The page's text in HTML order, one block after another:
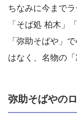
ちなみに今まで
「そば処 柏木」
「弥助そばや」
はなく、名物の
弥助そばやの